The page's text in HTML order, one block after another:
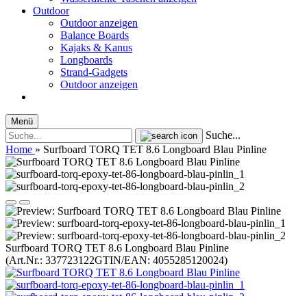
Outdoor
Outdoor anzeigen
Balance Boards
Kajaks & Kanus
Longboards
Strand-Gadgets
Outdoor anzeigen
Menü
Suche...
Home » Surfboard TORQ TET 8.6 Longboard Blau Pinline
Surfboard TORQ TET 8.6 Longboard Blau Pinline
(Art.Nr.: 337723122GTIN/EAN: 4055285120024)